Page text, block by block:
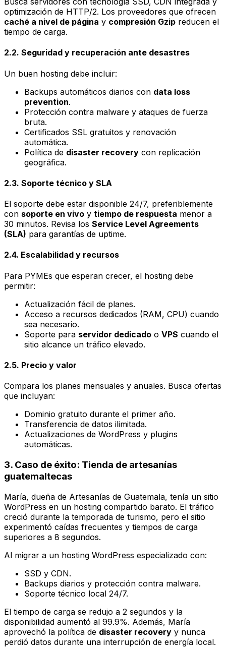
optimización de HTTP/2. Los proveedores que ofrecen
caché a nivel de página y compresión Gzip reducen el
tiempo de carga.
2.2. Seguridad y recuperación ante desastres
Un buen hosting debe incluir:
Backups automáticos diarios con data loss
prevention.
Protección contra malware y ataques de fuerza
bruta.
Certificados SSL gratuitos y renovación
automática.
Política de disaster recovery con replicación
geográfica.
2.3. Soporte técnico y SLA
El soporte debe estar disponible 24/7, preferiblemente
con soporte en vivo y tiempo de respuesta menor a
30 minutos. Revisa los Service Level Agreements
(SLA) para garantías de uptime.
2.4. Escalabilidad y recursos
Para PYMEs que esperan crecer, el hosting debe
permitir:
Actualización fácil de planes.
Acceso a recursos dedicados (RAM, CPU) cuando
sea necesario.
Soporte para servidor dedicado o VPS cuando el
sitio alcance un tráfico elevado.
2.5. Precio y valor
Compara los planes mensuales y anuales. Busca ofertas
que incluyan:
Dominio gratuito durante el primer año.
Transferencia de datos ilimitada.
Actualizaciones de WordPress y plugins
automáticas.
3. Caso de éxito: Tienda de artesanías
guatemaltecas
María, dueña de Artesanías de Guatemala, tenía un sitio
WordPress en un hosting compartido barato. El tráfico
creció durante la temporada de turismo, pero el sitio
experimentó caídas frecuentes y tiempos de carga
superiores a 8 segundos.
Al migrar a un hosting WordPress especializado con:
SSD y CDN.
Backups diarios y protección contra malware.
Soporte técnico local 24/7.
El tiempo de carga se redujo a 2 segundos y la
disponibilidad aumentó al 99.9%. Además, María
aprovechó la política de disaster recovery y nunca
perdió datos durante una interrupción de energía local.